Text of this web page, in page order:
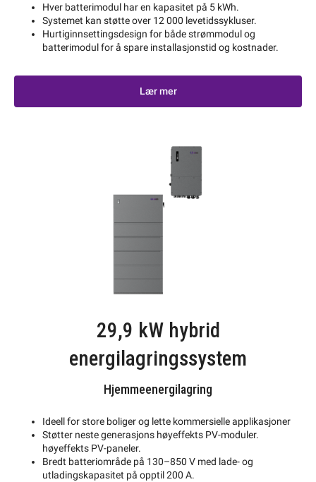
Hver batterimodul har en kapasitet på 5 kWh.
Systemet kan støtte over 12 000 levetidssykluser.
Hurtiginnsettingsdesign for både strømmodul og
batterimodul for å spare installasjonstid og kostnader.
Lær mer
29,9 kW hybrid
energilagringssystem
Hjemmeenergilagring
Ideell for store boliger og lette kommersielle applikasjoner
Støtter neste generasjons høyeffekts PV-moduler.
høyeffekts PV-paneler.
Bredt batteriområde på 130–850 V med lade- og
utladingskapasitet på opptil 200 A.